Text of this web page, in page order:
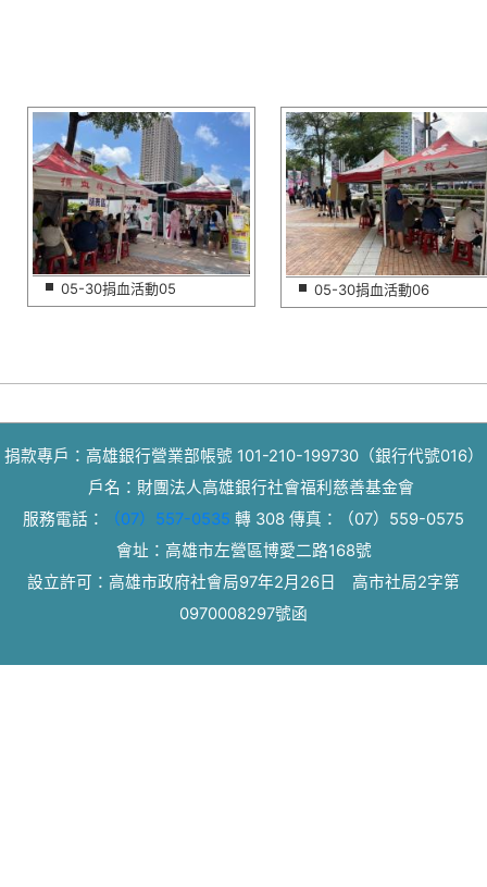
05-30捐血活動05 05-30捐血活動06
捐款專戶：高雄銀行營業部帳號 101-210-199730（銀行代號016）
戶名：財團法人高雄銀行社會福利慈善基金會
服務電話：
（07）557-0535 轉 308 傳真：
（07）559-0575
會址：高雄市左營區博愛二路168號
設立許可：高雄市政府社會局97年2月26日 高市社局2字第
0970008297號函